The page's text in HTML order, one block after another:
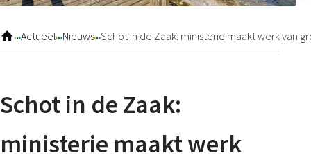
Actueel Nieuws Schot in de Zaak: ministerie maakt werk van
Schot in de Zaak:
ministerie maakt werk